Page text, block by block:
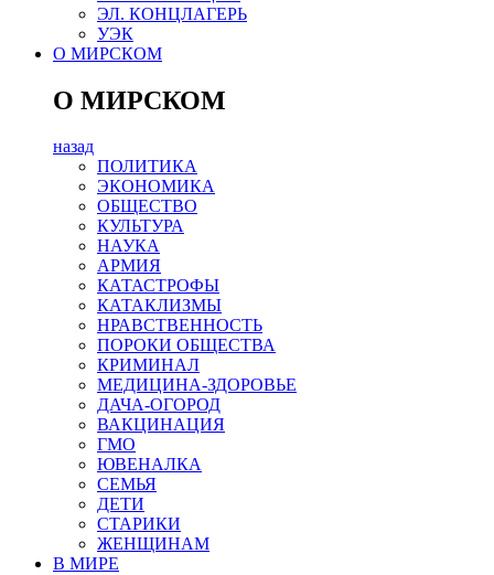
ЭЛ. КОНЦЛАГЕРЬ
УЭК
О МИРСКОМ
О МИРСКОМ
назад
ПОЛИТИКА
ЭКОНОМИКА
ОБЩЕСТВО
КУЛЬТУРА
НАУКА
АРМИЯ
КАТАСТРОФЫ
КАТАКЛИЗМЫ
НРАВСТВЕННОСТЬ
ПОРОКИ ОБЩЕСТВА
КРИМИНАЛ
МЕДИЦИНА-ЗДОРОВЬЕ
ДАЧА-ОГОРОД
ВАКЦИНАЦИЯ
ГМО
ЮВЕНАЛКА
СЕМЬЯ
ДЕТИ
СТАРИКИ
ЖЕНЩИНАМ
В МИРЕ